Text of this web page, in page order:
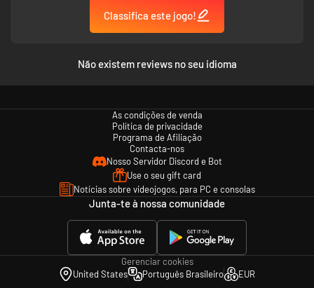
de morte, incluindo vários tiros em câmera lenta dramática.
Para acertar esse tiro, você precisará pensar como um verdadeiro
você mira no alvo.
O arsenal à sua disposição contará com armas favoritas da franquia que
retornam, e mais uma série de armas autênticas da Segunda Guerra
Mundial inéditas no jogo. Saber escolher seu equipamento será essencial
para derrubar os planos nefastos do Reich!
Classifica este jogo!
Não existem reviews no seu idioma
As condições de venda
Política de privacidade
Programa de Afiliação
Contacta-nos
Nosso Servidor Discord e Bot
Use o seu gift card
Notícias sobre videojogos, para PC e consolas
Junta-te à nossa comunidade
Gerenciar cookies
United States
Português Brasileiro EUR